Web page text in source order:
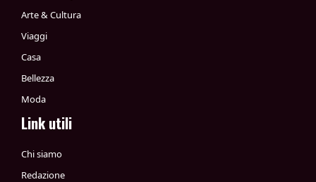
Arte & Cultura
Viaggi
Casa
Bellezza
Moda
Link utili
Chi siamo
Redazione